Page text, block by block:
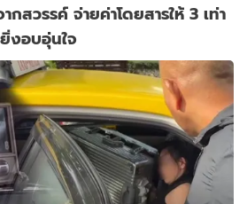
สวรรค์ จ่ายค่าโดยสารให้ 3 เท่า
งอบอุ่นใจ